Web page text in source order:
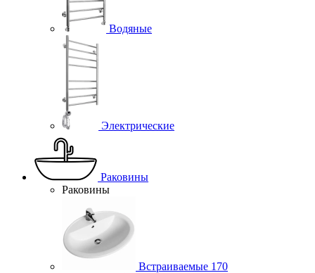
Водяные
Электрические
Раковины
Раковины
Встраиваемые 170